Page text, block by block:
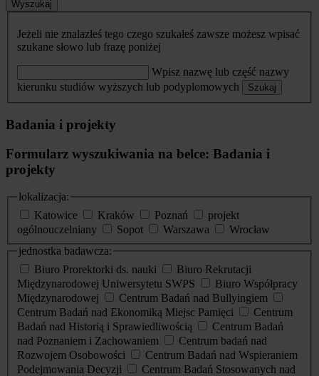
Wyszukaj
Jeżeli nie znalazłeś tego czego szukałeś zawsze możesz wpisać
szukane słowo lub frazę poniżej
Wpisz nazwę lub część nazwy
kierunku studiów wyższych lub podyplomowych
Szukaj
Badania i projekty
Formularz wyszukiwania na belce: Badania i
projekty
lokalizacja:
Katowice
Kraków Poznań
projekt
ogólnouczelniany
Sopot Warszawa
Wrocław
jednostka badawcza:
Biuro Prorektorki ds. nauki
Biuro Rekrutacji
Międzynarodowej Uniwersytetu SWPS
Biuro Współpracy
Międzynarodowej
Centrum Badań nad Bullyingiem
Centrum Badań nad Ekonomiką Miejsc Pamięci
Centrum
Badań nad Historią i Sprawiedliwością
Centrum Badań
nad Poznaniem i Zachowaniem
Centrum badań nad
Rozwojem Osobowości
Centrum Badań nad Wspieraniem
Podejmowania Decyzji
Centrum Badań Stosowanych nad